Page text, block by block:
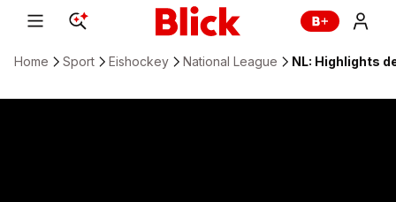
Home Sport Eishockey National League NL: Highlights